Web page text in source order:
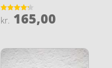
Vurderet
4.2
kr. 165,00